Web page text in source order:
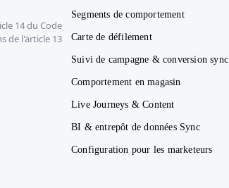
14 du Code
de l'article 13
Segments de comportement
Carte de défilement
Suivi de campagne & conversion sync
Comportement en magasin
Live Journeys & Content
BI & entrepôt de données Sync
Configuration pour les marketeurs